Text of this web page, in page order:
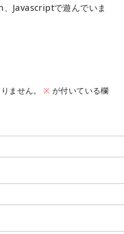
Javascriptで遊んでいま
ません。 ※ が付いている欄